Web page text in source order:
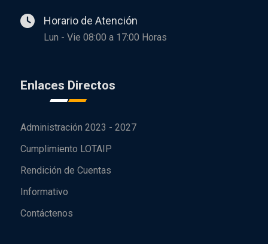
Horario de Atención
Lun - Vie 08:00 a 17:00 Horas
Enlaces Directos
Administración 2023 - 2027
Cumplimiento LOTAIP
Rendición de Cuentas
Informativo
Contáctenos